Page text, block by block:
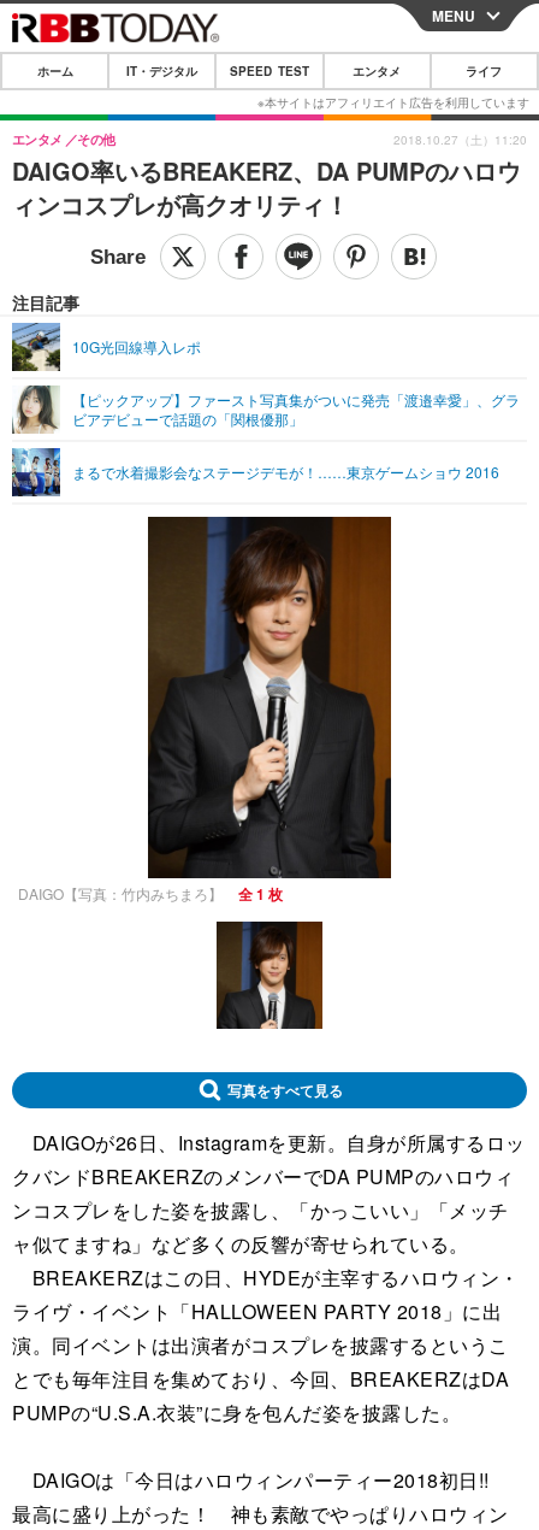
CLOSE
ホーム
IT・デジタル
IT・デジタルTOP スマートフォン
ショッピング その他
SPEED TEST
エンタメTOP 映画・ドラマ
グラビア
ショッピング その他
ライフTOP
その他
リリース一覧
プッシュ通知の停止方法
MENU
ホーム IT・デジタル SPEED TEST エンタメ ライフ
DAIGO率いるBREAKERZ、DA PUMPのハロウ
ィンコスプレが高クオリティ！
エンタメ その他
注目記事
10G光回線導入レポ
【ピックアップ】ファースト写真集がついに発売「渡邉幸愛」、グラ
ビアデビューで話題の「関根優那」
まるで水着撮影会なステージデモが！……東京ゲームショウ 2016
2018.10.27（土）11:20
DAIGO【写真：竹内みちまろ】 全 1 枚
写真をすべて見る
DAIGOが26日、Instagramを更新。自身が所属するロッ
クバンドBREAKERZのメンバーでDA PUMPのハロウィ
ンコスプレをした姿を披露し、「かっこいい」「メッチ
ャ似てますね」など多くの反響が寄せられている。
BREAKERZはこの日、HYDEが主宰するハロウィン・
ライヴ・イベント「HALLOWEEN PARTY 2018」に出
演。同イベントは出演者がコスプレを披露するというこ
とでも毎年注目を集めており、今回、BREAKERZはDA
PUMPの“U.S.A.衣装”に身を包んだ姿を披露した。
DAIGOは「今日はハロウィンパーティー2018初日!!
最高に盛り上がった！ 神も素敵でやっぱりハロウィン